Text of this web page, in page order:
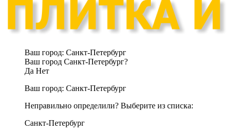
Ваш город: Санкт-Петербург
Ваш город Санкт-Петербург?
Да Нет
Ваш город: Санкт-Петербург
Неправильно определили? Выберите из списка:
Санкт-Петербург